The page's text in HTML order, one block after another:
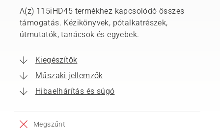
A(z) 115iHD45 termékhez kapcsolódó összes
támogatás. Kézikönyvek, pótalkatrészek,
útmutatók, tanácsok és egyebek.
Kiegészítők
Műszaki jellemzők
Hibaelhárítás és súgó
Megszűnt